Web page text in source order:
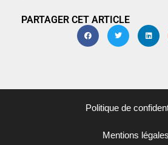
PARTAGER CET ARTICLE
Politique de
Mentions légales